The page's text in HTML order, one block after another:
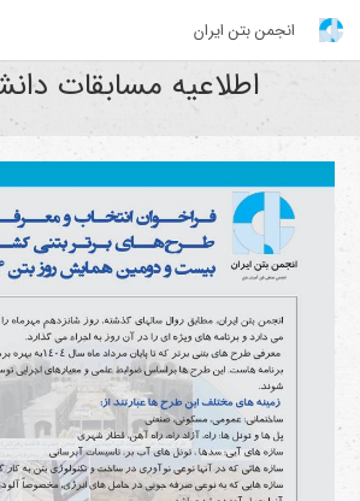
انجمن بتن ایران
اطلاعیه مسابقات